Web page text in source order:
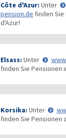
Côte d'Azur: Unter
pension.de finden Sie
d'Azur!
Elsass: Unter
finden Sie Pensionen
Korsika: Unter
finden Sie Pensionen